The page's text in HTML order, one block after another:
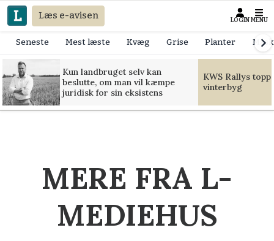
Læs e-avisen LOGIN MENU
Seneste Mest læste Kvæg Grise Planter
Kun landbruget selv kan
beslutte, om man vil kæmpe
juridisk for sin eksistens
KWS Rallys
vinterbyg
MERE FRA L-
MEDIEHUS